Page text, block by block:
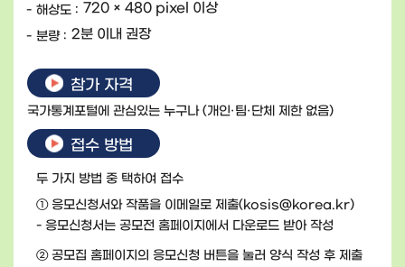
해상도 : 720 × 480 pixel 이상
분량 : 2분 이내 권장
참가 자격
국가통계포털에 관심있는 누구나 (개인·팀·단체 제한 없음)
접수 방법
두 가지 방법 중 택하여 접수
① 응모신청서와 작품을 이메일로 제출(kosis@korea.kr)
- 응모신청서는 공모전 홈페이지에서 다운로드 받아 작성
② 공모집 홈페이지의 응모신청 버튼을 눌러 양식 작성 후 제출